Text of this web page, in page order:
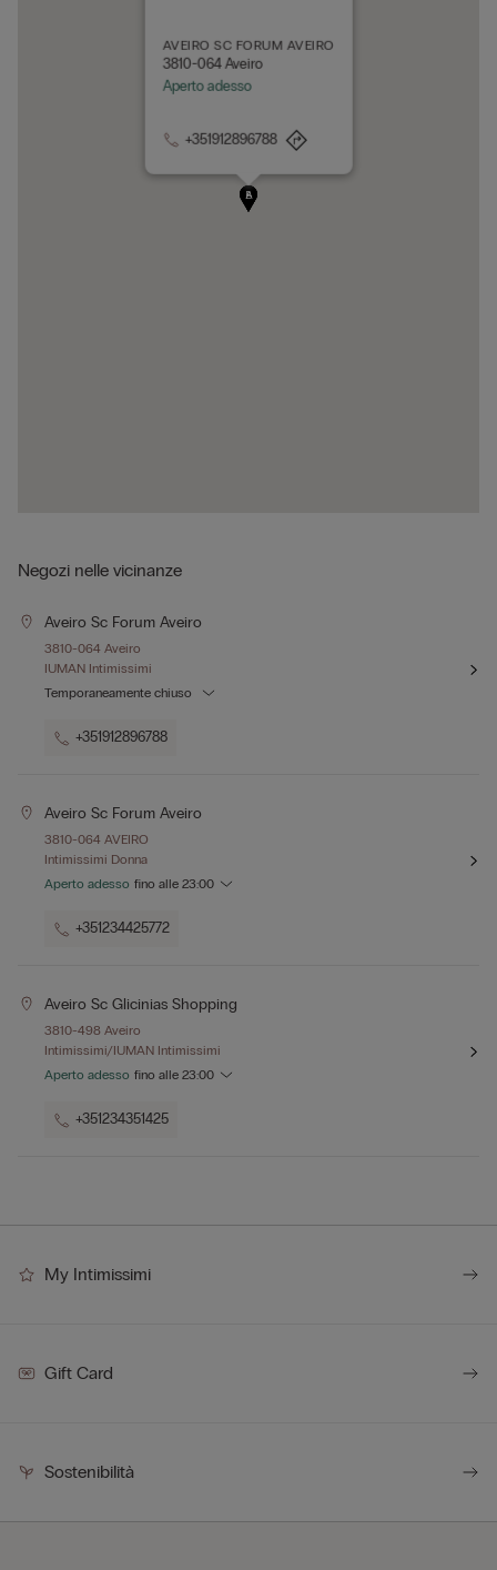
A
B
AVEIRO SC FORUM AVEIRO
3810-064 Aveiro
Aperto adesso
+351912896788
Negozi nelle vicinanze
Aveiro Sc Forum Aveiro
3810-064 Aveiro
IUMAN Intimissimi
Temporaneamente chiuso
+351912896788
Aveiro Sc Forum Aveiro
3810-064 AVEIRO
Intimissimi Donna
Aperto adesso fino alle 23:00
+351234425772
Aveiro Sc Glicinias Shopping
3810-498 Aveiro
Intimissimi/IUMAN Intimissimi
Aperto adesso fino alle 23:00
+351234351425
My Intimissimi
Gift Card
Sostenibilità